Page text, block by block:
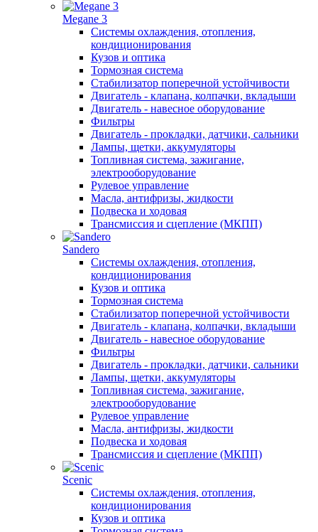
Megane 3
Системы охлаждения, отопления,
кондиционирования
Кузов и оптика
Тормозная система
Стабилизатор поперечной устойчивости
Двигатель - клапана, колпачки, вкладыши
Двигатель - навесное оборудование
Фильтры
Двигатель - прокладки, датчики, сальники
Лампы, щетки, аккумуляторы
Топливная система, зажигание,
электрооборудование
Рулевое управление
Масла, антифризы, жидкости
Подвеска и ходовая
Трансмиссия и сцепление (МКПП)
Sandero
Системы охлаждения, отопления,
кондиционирования
Кузов и оптика
Тормозная система
Стабилизатор поперечной устойчивости
Двигатель - клапана, колпачки, вкладыши
Двигатель - навесное оборудование
Фильтры
Двигатель - прокладки, датчики, сальники
Лампы, щетки, аккумуляторы
Топливная система, зажигание,
электрооборудование
Рулевое управление
Масла, антифризы, жидкости
Подвеска и ходовая
Трансмиссия и сцепление (МКПП)
Scenic
Системы охлаждения, отопления,
кондиционирования
Кузов и оптика